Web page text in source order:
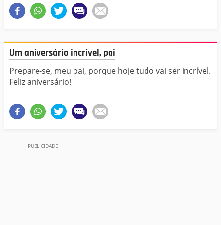
Um aniversário incrível, pai
Prepare-se, meu pai, porque hoje tudo vai ser incrível.
Feliz aniversário!